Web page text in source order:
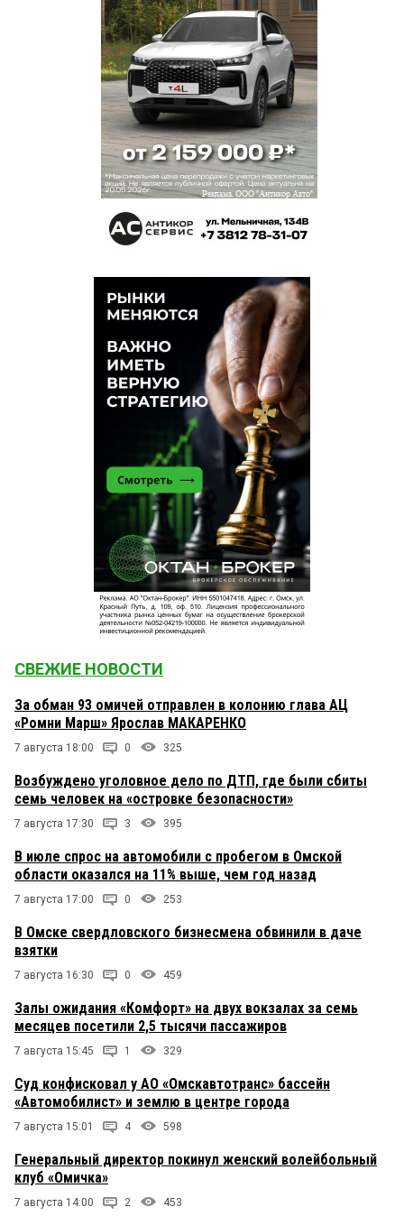
СВЕЖИЕ НОВОСТИ
За обман 93 омичей отправлен в колонию глава АЦ
«Ромни Марш» Ярослав МАКАРЕНКО
7 августа 18:00 0 325
Возбуждено уголовное дело по ДТП, где были сбиты
семь человек на «островке безопасности»
7 августа 17:30 3 395
В июле спрос на автомобили с пробегом в Омской
области оказался на 11% выше, чем год назад
7 августа 17:00 0 253
В Омске свердловского бизнесмена обвинили в даче
взятки
7 августа 16:30 0 459
Залы ожидания «Комфорт» на двух вокзалах за семь
месяцев посетили 2,5 тысячи пассажиров
7 августа 15:45 1 329
Суд конфисковал у АО «Омскавтотранс» бассейн
«Автомобилист» и землю в центре города
7 августа 15:01 4 598
Генеральный директор покинул женский волейбольный
клуб «Омичка»
7 августа 14:00 2 453